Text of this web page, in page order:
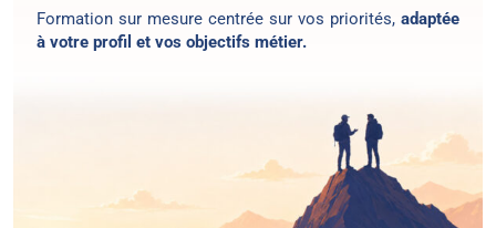
Formation sur mesure centrée sur vos priorités,adaptée
à votre profil et vos objectifs métier.